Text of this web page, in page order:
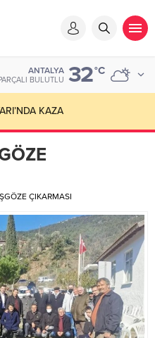
ANTALYA
BULUTLU 32°C
BAŞPEHLİVANI ENES
ÇIKARMASI